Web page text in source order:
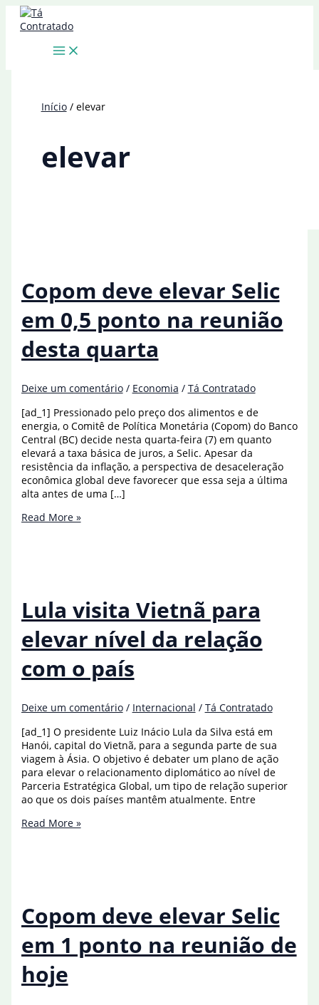
para
Início elevar
elevar
Copom deve elevar Selic
em 0,5 ponto na reunião
desta quarta
Deixe um comentário / Economia / Tá Contratado
[ad_1] Pressionado pelo preço dos alimentos e de
energia, o Comitê de Política Monetária (Copom) do Banco
Central (BC) decide nesta quarta-feira (7) em quanto
elevará a taxa básica de juros, a Selic. Apesar da
resistência da inflação, a perspectiva de desaceleração
econômica global deve favorecer que essa seja a última
alta antes de uma […]
Copom
reunião
desta
quarta
Read More »
Lula visita Vietnã para
elevar nível da relação
com o país
Deixe um comentário / Internacional / Tá Contratado
[ad_1] O presidente Luiz Inácio Lula da Silva está em
Hanói, capital do Vietnã, para a segunda parte de sua
viagem à Ásia. O objetivo é debater um plano de ação
para elevar o relacionamento diplomático ao nível de
Parceria Estratégica Global, um tipo de relação superior
ao que os dois países mantêm atualmente. Entre
Lula
relação
com
o
país
Read More »
Copom deve elevar Selic
em 1 ponto na reunião de
hoje